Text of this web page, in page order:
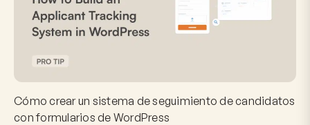
Cómo crear un sistema de seguimiento de candidatos
con formularios de WordPress